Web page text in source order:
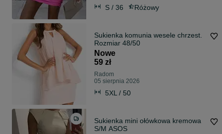
S / 36 Różowy
Sukienka komunia wesele chrzest.
Rozmiar 48/50
Nowe
59 zł
Radom
05 sierpnia 2026
5XL / 50
Sukienka mini ołówkowa kremowa
S/M ASOS